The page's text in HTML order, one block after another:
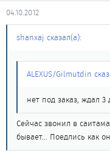
04.10.2012
shanxaj сказал(а):
ALEXUS/Gilmutdin
нет под заказ, ждал
Сейчас звонил в
бывает... Поедлись как